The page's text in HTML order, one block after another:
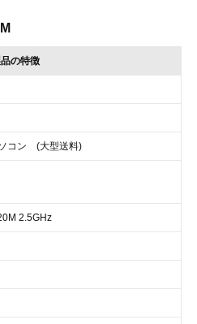
の特徴
コン (大型送料)
2.5GHz